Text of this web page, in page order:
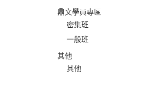
鼎文學員專區
密集班
一般班
其他
其他